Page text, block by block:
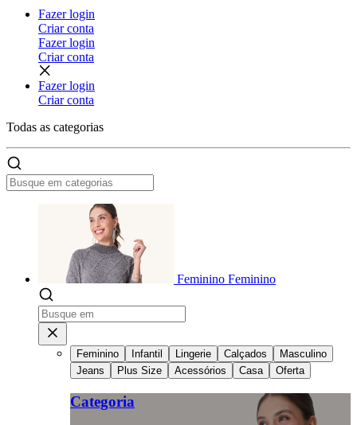
Fazer login
Criar conta
Fazer login
Criar conta
Fazer login
Criar conta
Todas as categorias
Feminino Feminino
Feminino Infantil Lingerie Calçados
Masculino
Jeans
Plus Size Acessórios Casa Oferta
Categoria